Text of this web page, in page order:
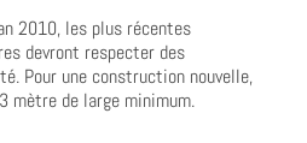
2010, les plus récentes
devront respecter des
Pour une construction nouvelle,
mètre de large minimum.